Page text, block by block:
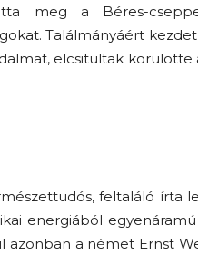
meg a Béres-
Találmányáért
elcsitultak körülötte
feltaláló írta
energiából
azonban a német Ernst